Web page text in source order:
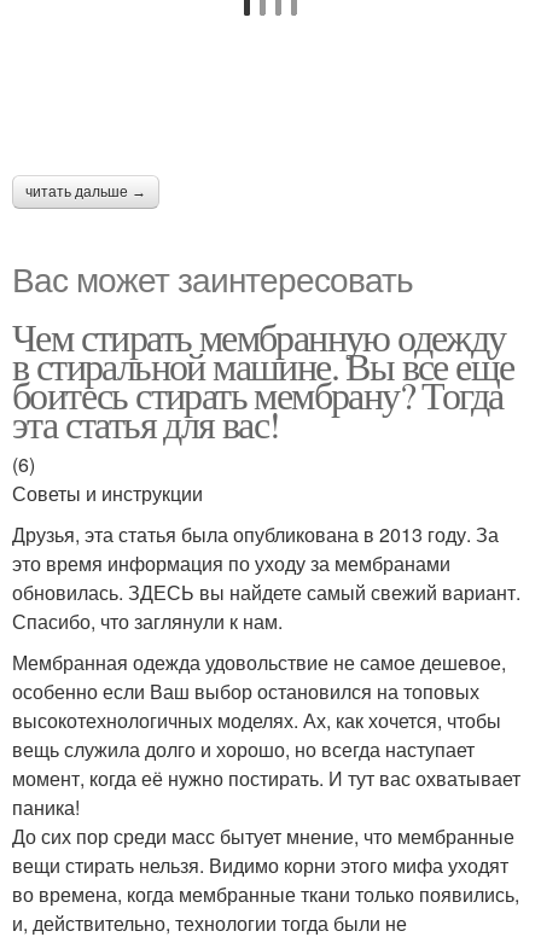
читать дальше →
Вас может заинтересовать
Чем стирать мембранную одежду
в стиральной машине. Вы все еще
боитесь стирать мембрану? Тогда
эта статья для вас!
(6)
Советы и инструкции
Друзья, эта статья была опубликована в 2013 году. За
это время информация по уходу за мембранами
обновилась. ЗДЕСЬ вы найдете самый свежий вариант.
Спасибо, что заглянули к нам.
Мембранная одежда удовольствие не самое дешевое,
особенно если Ваш выбор остановился на топовых
высокотехнологичных моделях. Ах, как хочется, чтобы
вещь служила долго и хорошо, но всегда наступает
момент, когда её нужно постирать. И тут вас охватывает
паника!
До сих пор среди масс бытует мнение, что мембранные
вещи стирать нельзя. Видимо корни этого мифа уходят
во времена, когда мембранные ткани только появились,
и, действительно, технологии тогда были не